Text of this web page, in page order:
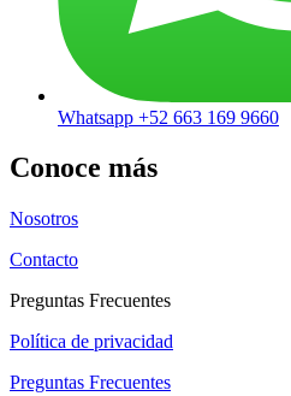
Whatsapp +52 663 169 9660
Conoce más
Nosotros
Contacto
Preguntas Frecuentes
Política de privacidad
Preguntas Frecuentes